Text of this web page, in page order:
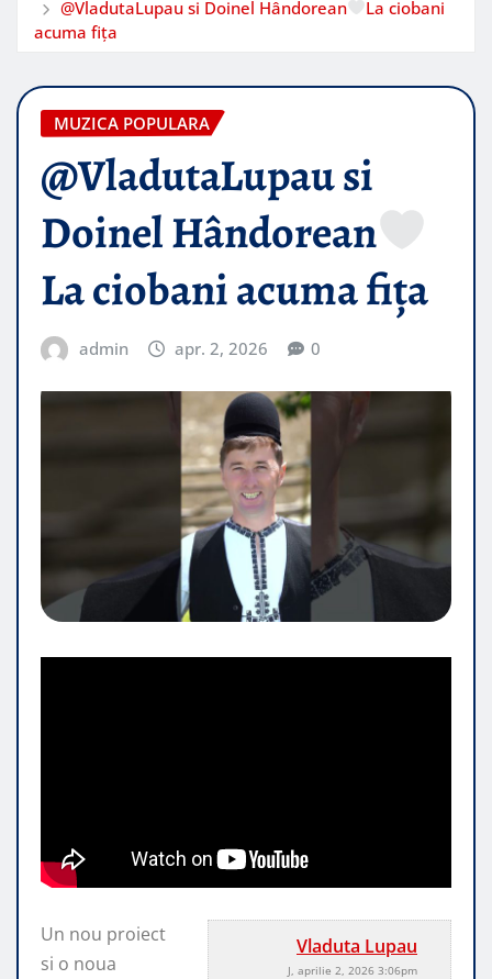
@VladutaLupau si Doinel Hândorean
La ciobani
acuma fița​
MUZICA POPULARA
@VladutaLupau si
Doinel Hândorean
La ciobani acuma fița​
admin apr. 2, 2026 0
Vladuta Lupau
J, aprilie 2, 2026 3:06pm
Un nou proiect
si o noua